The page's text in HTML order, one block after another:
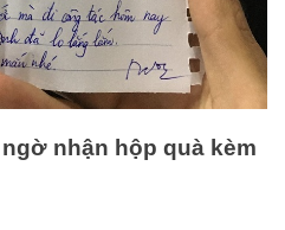
nhận hộp quà kèm